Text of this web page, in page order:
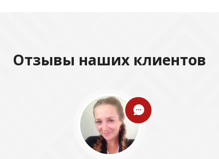
Отзывы наших клиентов